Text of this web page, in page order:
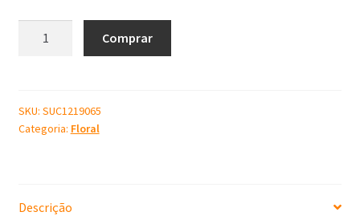
Hawaii
Mini
Comprar
SKU: SUC1219065
Categoria: Floral
Descrição